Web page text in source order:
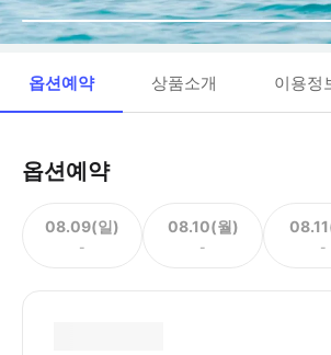
옵션예약 상품소개 이용정
옵션예약
08.09(일)
-
08.10(월)
- -